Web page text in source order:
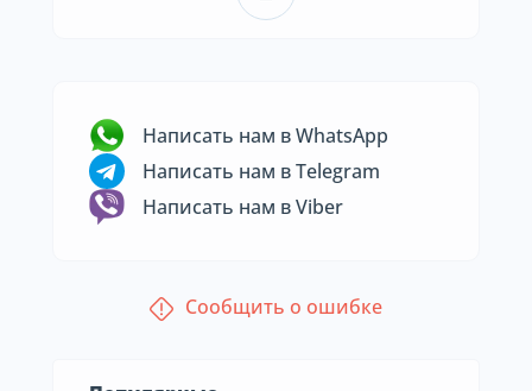
Написать нам в WhatsApp
Написать нам в Telegram
Написать нам в Viber
Сообщить о ошибке